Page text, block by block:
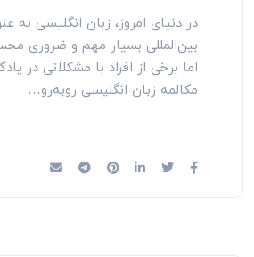
در دنیای امروز، زبان انگلیسی به
بین‌المللی بسیار مهم و ضروری
اما برخی از افراد با مشکلاتی در
مکالمه زبان انگلیسی روبه‌رو…